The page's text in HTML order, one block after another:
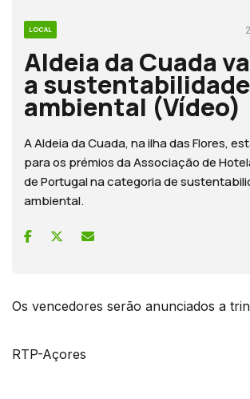
LOCAL
Aldeia da Cuada
a sustentabilidade
ambiental (Vídeo)
A Aldeia da Cuada, na ilha das Flores,
para os prémios da Associação de
de Portugal na categoria de
ambiental.
Os vencedores serão anunciados a
RTP-Açores